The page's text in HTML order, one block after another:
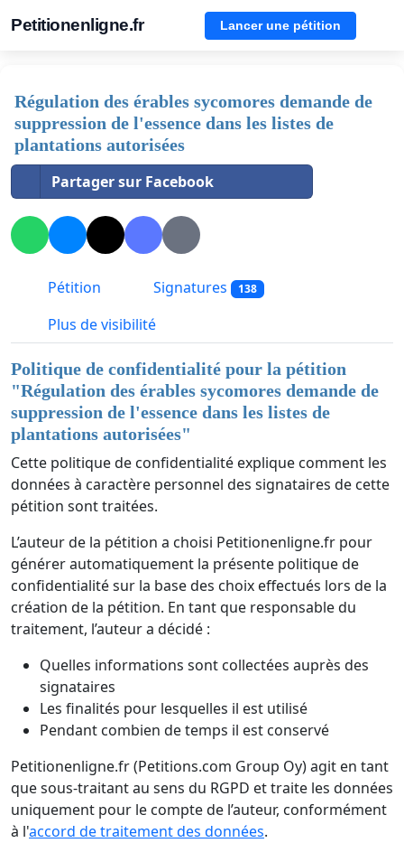
Petitionenligne.fr Lancer une pétition
Régulation des érables sycomores demande de
suppression de l'essence dans les listes de
plantations autorisées
Partager sur Facebook
Pétition Signatures 138
Plus de visibilité
Politique de confidentialité pour la pétition
"Régulation des érables sycomores demande de
suppression de l'essence dans les listes de
plantations autorisées"
Cette politique de confidentialité explique comment les
données à caractère personnel des signataires de cette
pétition sont traitées.
L’auteur de la pétition a choisi Petitionenligne.fr pour
générer automatiquement la présente politique de
confidentialité sur la base des choix effectués lors de la
création de la pétition. En tant que responsable du
traitement, l’auteur a décidé :
Quelles informations sont collectées auprès des
signataires
Les finalités pour lesquelles il est utilisé
Pendant combien de temps il est conservé
Petitionenligne.fr (Petitions.com Group Oy) agit en tant
que sous-traitant au sens du RGPD et traite les données
uniquement pour le compte de l’auteur, conformément
à l'accord de traitement des données.